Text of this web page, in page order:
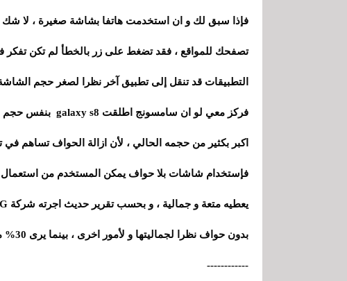
فإذا سبق لك و ان استخدمت هاتفا بشاشة صغيرة ، لا
تصفحك للمواقع ، فقد تضغط على زر بالخطأ لم تكن تفكر
التطبيقات قد تنقل إلى تطبيق آخر نظرا لصغر حجم
فركز معي لو ان سامسونج اطلقت galaxy s8 بنفس حجم الشاشة الحالي
اكبر بكثير من حجمه الحالي ، لأن ازالة الحواف تساهم
فإستخدام شاشات بلا حواف يمكن المستخدم من استعمال
بدون حواف نظرا لجماليتها و لأمور اخر ى ، بينما ير ى
------------